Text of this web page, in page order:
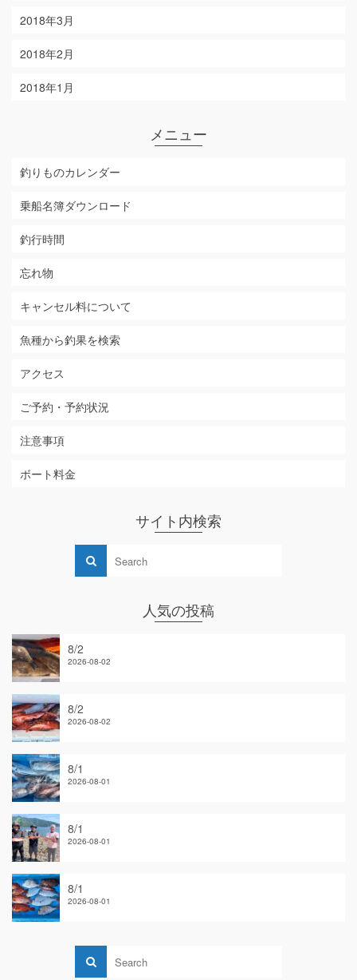
2018年3月
2018年2月
2018年1月
メニュー
釣りものカレンダー
乗船名簿ダウンロード
釣行時間
忘れ物
キャンセル料について
魚種から釣果を検索
アクセス
ご予約・予約状況
注意事項
ボート料金
サイト内検索
人気の投稿
8/2
2026-08-02
8/2
2026-08-02
8/1
2026-08-01
8/1
2026-08-01
8/1
2026-08-01